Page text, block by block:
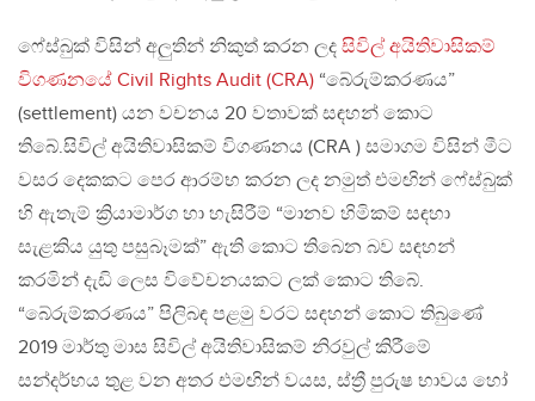
ෆේස්බුක් විසින් අලුතින් නිකුත් කරන ලද සිවිල් අයිතිවාසිකම්
විගණනයේ Civil Rights Audit (CRA) “බේරුම්කරණය”
(settlement) යන වචනය 20 වතාවක් සඳහන් කොට
තිබේ.සිවිල් අයිතිවාසිකම් විගණනය (CRA ) සමාගම විසින් මීට
වසර දෙකකට පෙර ආරම්භ කරන ලද නමුත් එමඟින් ෆේස්බුක්
හි ඇතැම් ක්‍රියාමාර්ග හා හැසිරීම් “මානව හිමිකම් සඳහා
සැළකිය යුතු පසුබෑමක්” ඇති කොට තිබෙන බව සඳහන්
කරමින් දැඩි ලෙස විවේචනයකට ලක් කොට තිබේ.
“බේරුම්කරණය” පිලිබඳ පළමු වරට සඳහන් කොට තිබුණේ
2019 මාර්තු මාස සිවිල් අයිතිවාසිකම් නිරවුල් කිරීමේ
සන්දර්භය තුළ වන අතර එමඟින් වයස, ස්ත්‍රී පුරුෂ භාවය හෝ